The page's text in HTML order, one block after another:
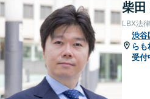
柴田
LBX法
渋谷
らも
受付